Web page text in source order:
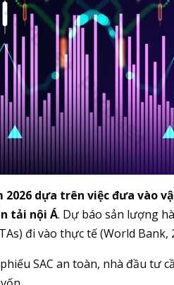
dựa trên việc đưa vào
tải nội Á. Dự báo sản lượng
đi vào thực tế (World Bank,
SAC an toàn, nhà đầu tư